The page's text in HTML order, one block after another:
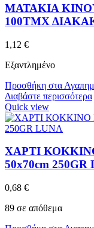
ΜΑΤΑΚΙΑ
100ΤΜΧ
1,12 €
Εξαντλημένο
Προσθήκη στα
Διαβάστε περισσότερα
Quick view
ΧΑΡΤΙ
50x70cm 250GR
0,68 €
89 σε απόθεμα